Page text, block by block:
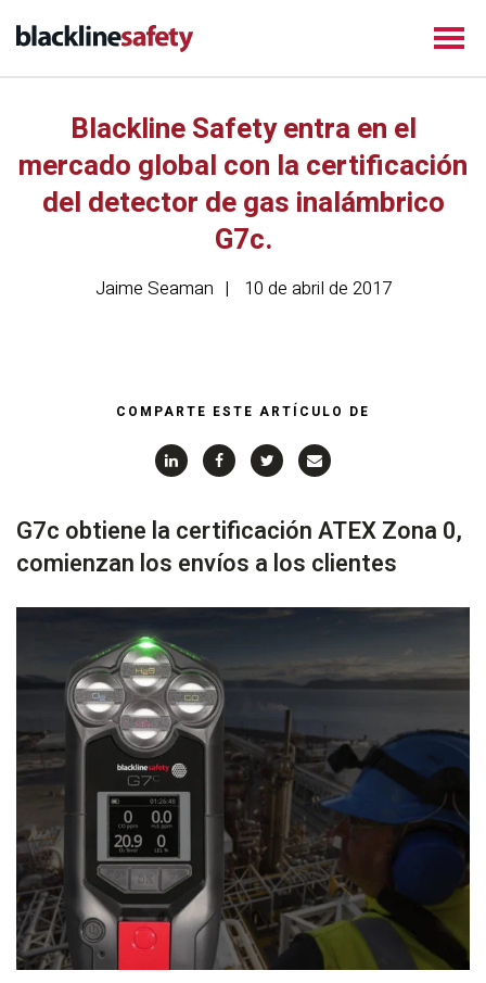
Blackline Safety entra en el
mercado global con la certificación
del detector de gas inalámbrico
G7c.
Jaime Seaman 10 de abril de 2017
COMPARTE ESTE ARTÍCULO DE
G7c obtiene la certificación ATEX Zona 0,
comienzan los envíos a los clientes